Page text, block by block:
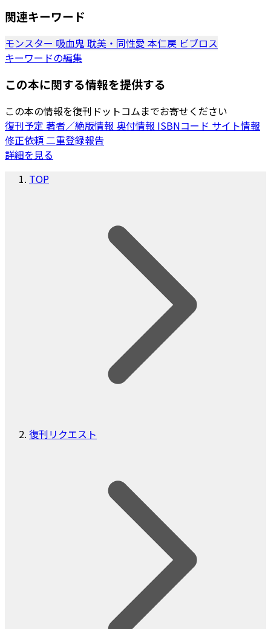
関連キーワード
モンスター 吸血鬼 耽美・同性愛 本仁戻 ビブロス
キーワードの編集
この本に関する情報を提供する
この本の情報を復刊ドットコムまでお寄せください
復刊予定 著者／絶版情報 奥付情報 ISBNコード サイト情報
修正依頼二重登録報告
詳細を見る
TOP
復刊リクエスト